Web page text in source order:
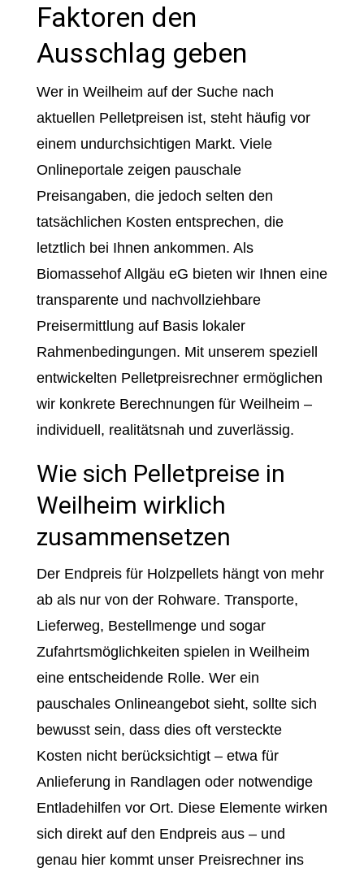
Faktoren den
Ausschlag geben
Wer in Weilheim auf der Suche nach
aktuellen Pelletpreisen ist, steht häufig vor
einem undurchsichtigen Markt. Viele
Onlineportale zeigen pauschale
Preisangaben, die jedoch selten den
tatsächlichen Kosten entsprechen, die
letztlich bei Ihnen ankommen. Als
Biomassehof Allgäu eG bieten wir Ihnen eine
transparente und nachvollziehbare
Preisermittlung auf Basis lokaler
Rahmenbedingungen. Mit unserem speziell
entwickelten Pelletpreisrechner ermöglichen
wir konkrete Berechnungen für Weilheim –
individuell, realitätsnah und zuverlässig.
Wie sich Pelletpreise in
Weilheim wirklich
zusammensetzen
Der Endpreis für Holzpellets hängt von mehr
ab als nur von der Rohware. Transporte,
Lieferweg, Bestellmenge und sogar
Zufahrtsmöglichkeiten spielen in Weilheim
eine entscheidende Rolle. Wer ein
pauschales Onlineangebot sieht, sollte sich
bewusst sein, dass dies oft versteckte
Kosten nicht berücksichtigt – etwa für
Anlieferung in Randlagen oder notwendige
Entladehilfen vor Ort. Diese Elemente wirken
sich direkt auf den Endpreis aus – und
genau hier kommt unser Preisrechner ins